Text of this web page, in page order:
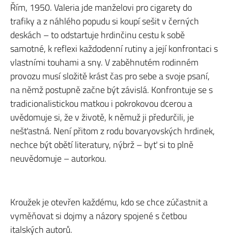
Řím, 1950. Valeria jde manželovi pro cigarety do
trafiky a z náhlého popudu si koupí sešit v černých
deskách – to odstartuje hrdinčinu cestu k sobě
samotné, k reflexi každodenní rutiny a její konfrontaci s
vlastními touhami a sny. V zaběhnutém rodinném
provozu musí složitě krást čas pro sebe a svoje psaní,
na němž postupně začne být závislá. Konfrontuje se s
tradicionalistickou matkou i pokrokovou dcerou a
uvědomuje si, že v životě, k němuž ji předurčili, je
nešťastná. Není přitom z rodu bovaryovských hrdinek,
nechce být obětí literatury, nýbrž – byť si to plně
neuvědomuje – autorkou.
Kroužek je otevřen každému, kdo se chce zúčastnit a
vyměňovat si dojmy a názory spojené s četbou
italských autorů.